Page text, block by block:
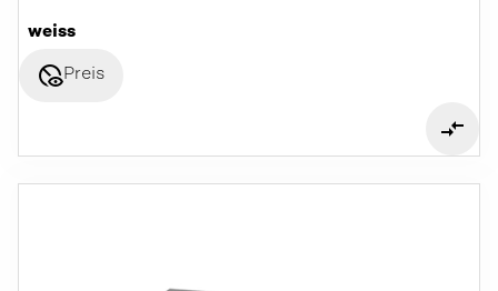
weiss
disabled_visiblePreis